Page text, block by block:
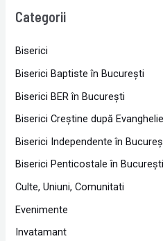
Categorii
Biserici
Biserici Baptiste în Bucureşti
Biserici BER în Bucureşti
Biserici Creştine după
Biserici Independente în
Biserici Penticostale în Bucureşti
Culte, Uniuni, Comunitati
Evenimente
Invatamant